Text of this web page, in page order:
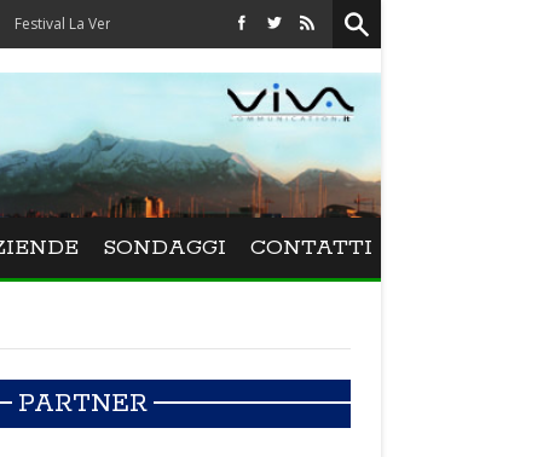
Versiliana - Maurizio Schweizer porta alla Versiliana il mito di Adriano Celentano
SONDAGGI CONTATTI
PARTNER